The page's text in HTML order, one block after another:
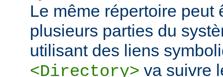
Le même répertoire peut
plusieurs parties du
utilisant des liens
<Directory> va suivre